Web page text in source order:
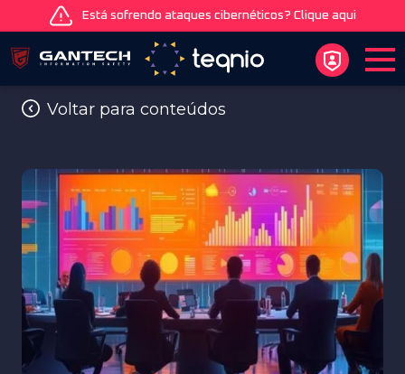
Está sofrendo ataques cibernéticos? Clique aqui
Voltar para conteúdos